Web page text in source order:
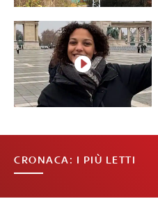
CRONACA: I PIÙ LETTI